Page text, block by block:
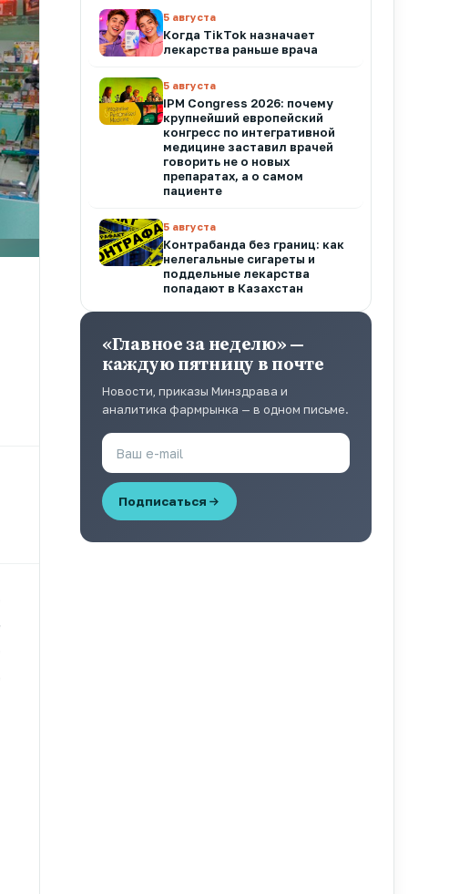
5 августа
Когда TikTok назначает
лекарства раньше врача
5 августа
IPM Congress 2026: почему
крупнейший европейский
конгресс по интегративной
медицине заставил врачей
говорить не о новых
препаратах, а о самом
пациенте
5 августа
Контрабанда без границ: как
нелегальные сигареты и
поддельные лекарства
попадают в Казахстан
«Главное за неделю» —
каждую пятницу в почте
Новости, приказы Минздрава и
аналитика фармрынка — в одном письме.
Подписаться